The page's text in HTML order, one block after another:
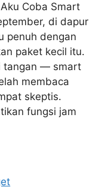
Coba Smart
di dapur
penuh dengan
paket kecil itu.
tangan — smart
membaca
skeptis.
fungsi jam